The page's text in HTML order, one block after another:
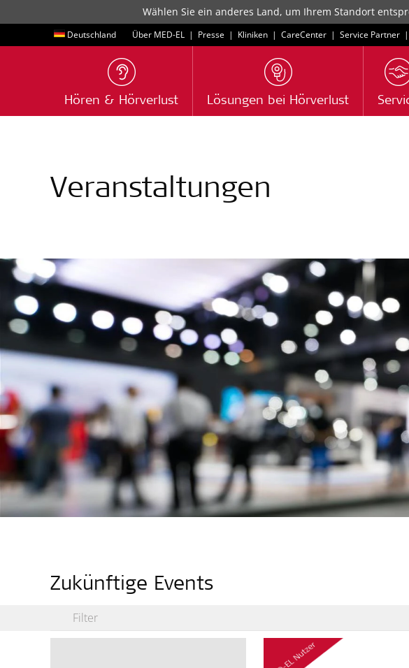
Wählen Sie ein anderes Land, um Ihrem Standort
Deutschland Über MED-EL | Presse | Kliniken | CareCenter | Service Partner |
Hören & Hörverlust Lösungen bei Hörverlust
Veranstaltungen
Zukünftige Events
Filter